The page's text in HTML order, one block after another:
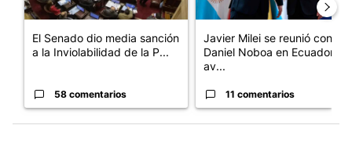
El Senado dio media sanción
a la Inviolabilidad de la P...
58 comentarios
Javier Milei se reunió con
Daniel Noboa en Ecuador y
av...
11 comentarios